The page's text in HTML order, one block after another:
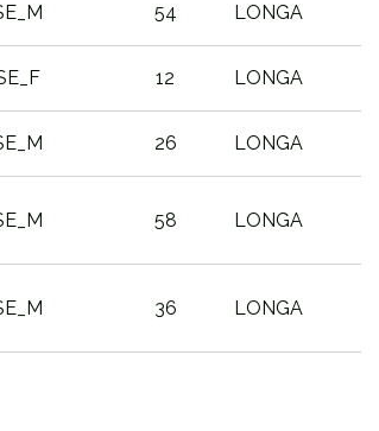
54 LONGA
12 LONGA
26 LONGA
58 LONGA
36 LONGA